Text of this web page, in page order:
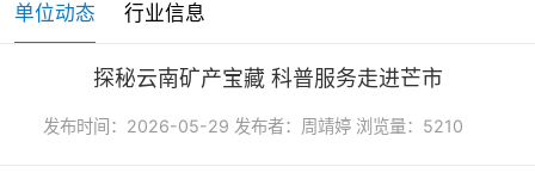
单位动态 行业信息
探秘云南矿产宝藏 科普服务走进芒市
发布时间：2026-05-29 发布者：周靖婷 浏览量：5210